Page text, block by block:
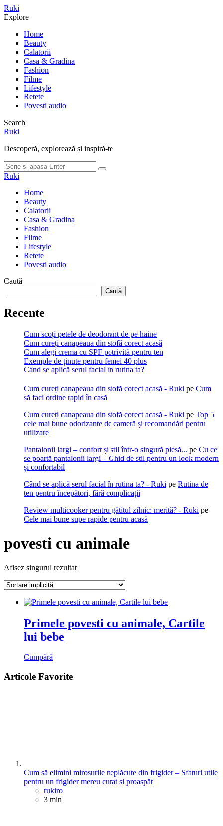
Meniu
Ruki
Cauta
Explore
Home
Beauty
Calatorii
Casa & Gradina
Fashion
Filme
Lifestyle
Retete
Povesti audio
Search
Ruki
Descoperă, explorează și inspiră-te
Cauta
dupa:
Cauta
Ruki
Home
Beauty
Calatorii
Casa & Gradina
Fashion
Filme
Lifestyle
Retete
Povesti audio
Caută
Caută
Recente
Cum scoți petele de deodorant de pe haine
Cum cureți canapeaua din stofă corect acasă
Cum alegi crema cu SPF potrivită pentru ten
Exemple de ținute pentru femei 40 plus
Când se aplică serul facial în rutina ta?
Cum cureți canapeaua din stofă corect acasă - Ruki pe Cum
să faci ordine rapid în casă
Cum cureți canapeaua din stofă corect acasă - Ruki pe Top 5
cele mai bune odorizante de cameră și recomandări pentru
utilizare
Pantalonii largi – confort și stil într-o singură piesă... pe Cu ce
se poartă pantalonii largi – Ghid de stil pentru un look modern
și confortabil
Când se aplică serul facial în rutina ta? - Ruki pe Rutina de
ten pentru începători, fără complicații
Review multicooker pentru gătitul zilnic: merită? - Ruki pe
Cele mai bune supe rapide pentru acasă
povesti cu animale
Afișez singurul rezultat
Primele povesti cu animale, Cartile
lui bebe
Cumpără
Articole Favorite
Cum să elimini mirosurile neplăcute din frigider – Sfaturi utile
pentru un frigider mereu curat și proaspăt
Posted
rukiro
3 min